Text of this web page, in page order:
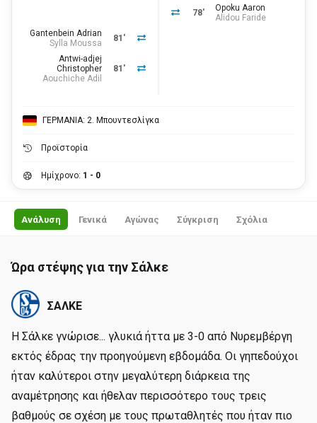
78'
Opoku Aaron
Alidou Faride
81'
Gantenbein Adrian
Sylla Moussa
81'
Antwi-adjej
Christopher
Aouchiche Adil
ΓΕΡΜΑΝΙΑ: 2. Μπουντεσλίγκα
Προϊστορία
Ημίχρονο: 1 - 0
Ανάλυση Γενικά Αγώνας Σύγκριση Σχόλια
Ώρα στέψης για την Σάλκε
ΣΑΛΚΕ
Η Σάλκε γνώρισε... γλυκιά ήττα με 3-0 από Νυρεμβέργη
εκτός έδρας την προηγούμενη εβδομάδα. Οι γηπεδούχοι
ήταν καλύτεροι στην μεγαλύτερη διάρκεια της
αναμέτρησης και ήθελαν περισσότερο τους τρεις
βαθμούς σε σχέση με τους πρωταθλητές που ήταν πιο